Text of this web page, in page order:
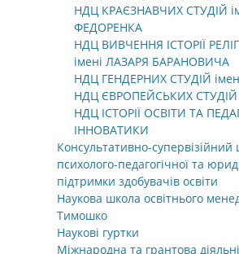
НДЦ КРАЄЗНАВЧИХ СТУДІЙ
ФЕДОРЕНКА
НДЦ ВИВЧЕННЯ ІСТОРІЇ
імені ЛАЗАРЯ БАРАНОВИЧА
НДЦ ГЕНДЕРНИХ СТУДІЙ
НДЦ ЄВРОПЕЙСЬКИХ СТУДІЙ
НДЦ ІСТОРІЇ ОСВІТИ ТА
ІННОВАТИКИ
Консультативно-супервізійний
психолого-педагогічної та
підтримки здобувачів освіти
Наукова школа освітнього
Тимошко
Наукові гуртки
Міжнародна та грантова